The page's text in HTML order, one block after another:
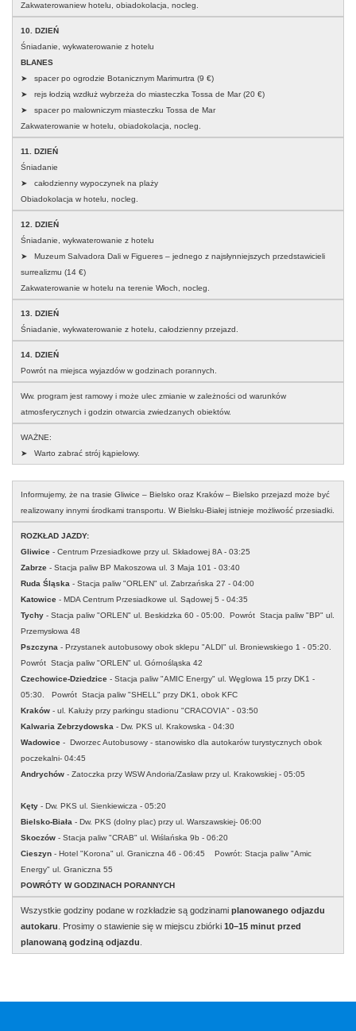
Zakwaterowaniew hotelu, obiadokolacja, nocleg.
10. DZIEŃ
Śniadanie, wykwaterowanie z hotelu
BLANES
➤ spacer po ogrodzie Botanicznym Marimurtra (9 €)
➤ rejs łodzią wzdłuż wybrzeża do miasteczka Tossa de Mar (20 €)
➤ spacer po malowniczym miasteczku Tossa de Mar
Zakwaterowanie w hotelu, obiadokolacja, nocleg.
11. DZIEŃ
Śniadanie
➤ całodzienny wypoczynek na plaży
Obiadokolacja w hotelu, nocleg.
12. DZIEŃ
Śniadanie, wykwaterowanie z hotelu
➤ Muzeum Salvadora Dali w Figueres – jednego z najsłynniejszych przedstawicieli
surrealizmu (14 €)
Zakwaterowanie w hotelu na terenie Włoch, nocleg.
13. DZIEŃ
Śniadanie, wykwaterowanie z hotelu, całodzienny przejazd.
14. DZIEŃ
Powrót na miejsca wyjazdów w godzinach porannych.
Ww. program jest ramowy i może ulec zmianie w zależności od warunków
atmosferycznych i godzin otwarcia zwiedzanych obiektów.
WAŻNE:
➤ Warto zabrać strój kąpielowy.
Informujemy, że na trasie Gliwice – Bielsko oraz Kraków – Bielsko przejazd może być
realizowany innymi środkami transportu. W Bielsku-Białej istnieje możliwość przesiadki.
ROZKŁAD JAZDY:
Gliwice - Centrum Przesiadkowe przy ul. Składowej 8A - 03:25
Zabrze - Stacja paliw BP Makoszowa ul. 3 Maja 101 - 03:40
Ruda Śląska - Stacja paliw "ORLEN" ul. Zabrzańska 27 - 04:00
Katowice - MDA Centrum Przesiadkowe ul. Sądowej 5 - 04:35
Tychy - Stacja paliw "ORLEN" ul. Beskidzka 60 - 05:00. Powrót Stacja paliw "BP" ul.
Przemysłowa 48
Pszczyna - Przystanek autobusowy obok sklepu "ALDI" ul. Broniewskiego 1 - 05:20.
Powrót Stacja paliw "ORLEN" ul. Górnośląska 42
Czechowice-Dziedzice - Stacja paliw "AMIC Energy" ul. Węglowa 15 przy DK1 -
05:30. Powrót Stacja paliw "SHELL" przy DK1, obok KFC
Kraków - ul. Kałuży przy parkingu stadionu "CRACOVIA" - 03:50
Kalwaria Zebrzydowska - Dw. PKS ul. Krakowska - 04:30
Wadowice - Dworzec Autobusowy - stanowisko dla autokarów turystycznych obok
poczekalni- 04:45
Andrychów - Zatoczka przy WSW Andoria/Zasław przy ul. Krakowskiej - 05:05
Kęty - Dw. PKS ul. Sienkiewicza - 05:20
Bielsko-Biała - Dw. PKS (dolny plac) przy ul. Warszawskiej- 06:00
Skoczów - Stacja paliw "CRAB" ul. Wiślańska 9b - 06:20
Cieszyn - Hotel "Korona" ul. Graniczna 46 - 06:45 Powrót: Stacja paliw "Amic
Energy" ul. Graniczna 55
POWRÓTY W GODZINACH PORANNYCH
Wszystkie godziny podane w rozkładzie są godzinami planowanego odjazdu
autokaru. Prosimy o stawienie się w miejscu zbiórki 10–15 minut przed
planowaną godziną odjazdu.